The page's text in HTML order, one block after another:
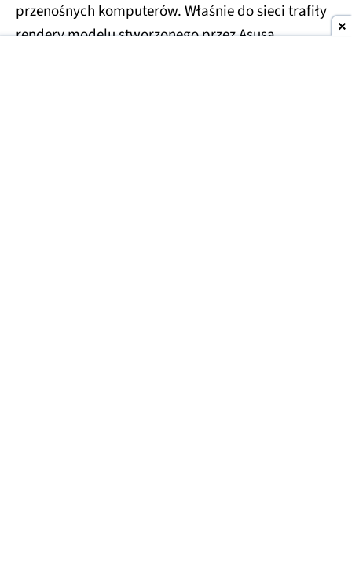
przenośnych komputerów. Właśnie do sieci trafiły
rendery modelu stworzonego przez Asusa.